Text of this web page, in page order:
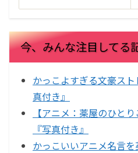
今、みんな注目してる
かっこよすぎる文豪ス
真付き』
【アニメ：薬屋のひと
『写真付き』
かっこいいアニメ名言